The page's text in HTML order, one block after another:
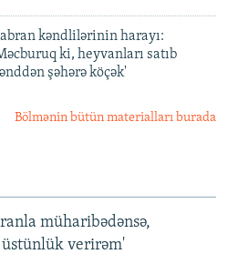
kəndlilərinin harayı:
ki, heyvanları satıb
şəhərə köçək'
Bölmənin bütün materialları burada
müharibədənsə,
üstünlük verirəm'